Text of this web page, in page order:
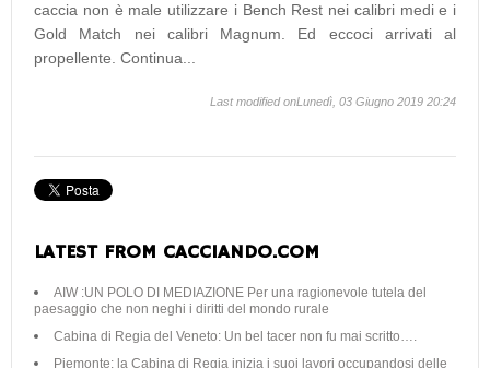
caccia non è male utilizzare i Bench Rest nei calibri medi e i
Gold Match nei calibri Magnum. Ed eccoci arrivati al
propellente. Continua...
Last modified onLunedì, 03 Giugno 2019 20:24
LATEST FROM CACCIANDO.COM
AIW :UN POLO DI MEDIAZIONE Per una ragionevole tutela del
paesaggio che non neghi i diritti del mondo rurale
Cabina di Regia del Veneto: Un bel tacer non fu mai scritto….
Piemonte: la Cabina di Regia inizia i suoi lavori occupandosi delle